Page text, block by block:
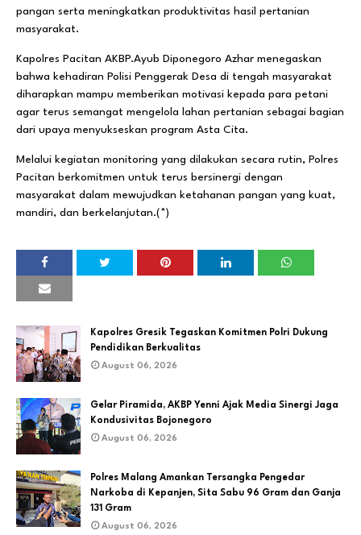
pangan serta meningkatkan produktivitas hasil pertanian
masyarakat.
Kapolres Pacitan AKBP.Ayub Diponegoro Azhar menegaskan
bahwa kehadiran Polisi Penggerak Desa di tengah masyarakat
diharapkan mampu memberikan motivasi kepada para petani
agar terus semangat mengelola lahan pertanian sebagai bagian
dari upaya menyukseskan program Asta Cita.
Melalui kegiatan monitoring yang dilakukan secara rutin, Polres
Pacitan berkomitmen untuk terus bersinergi dengan
masyarakat dalam mewujudkan ketahanan pangan yang kuat,
mandiri, dan berkelanjutan.(*)
Kapolres Gresik Tegaskan Komitmen Polri Dukung
Pendidikan Berkualitas
August 06, 2026
Gelar Piramida, AKBP Yenni Ajak Media Sinergi Jaga
Kondusivitas Bojonegoro
August 06, 2026
Polres Malang Amankan Tersangka Pengedar
Narkoba di Kepanjen, Sita Sabu 96 Gram dan Ganja
131 Gram
August 06, 2026